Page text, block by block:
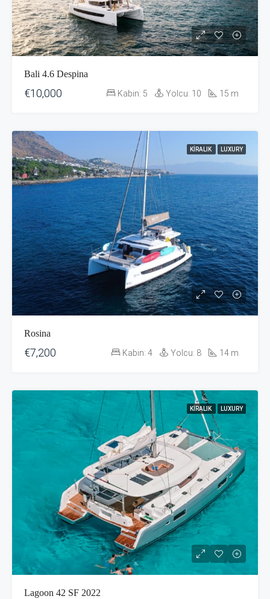
Bali 4.6 Despina
€10,000 Kabin: 5 Yolcu: 10 15 m
KIRALIK LUXURY
Rosina
€7,200 Kabin: 4 Yolcu: 8 14 m
KIRALIK LUXURY
Lagoon 42 SF 2022